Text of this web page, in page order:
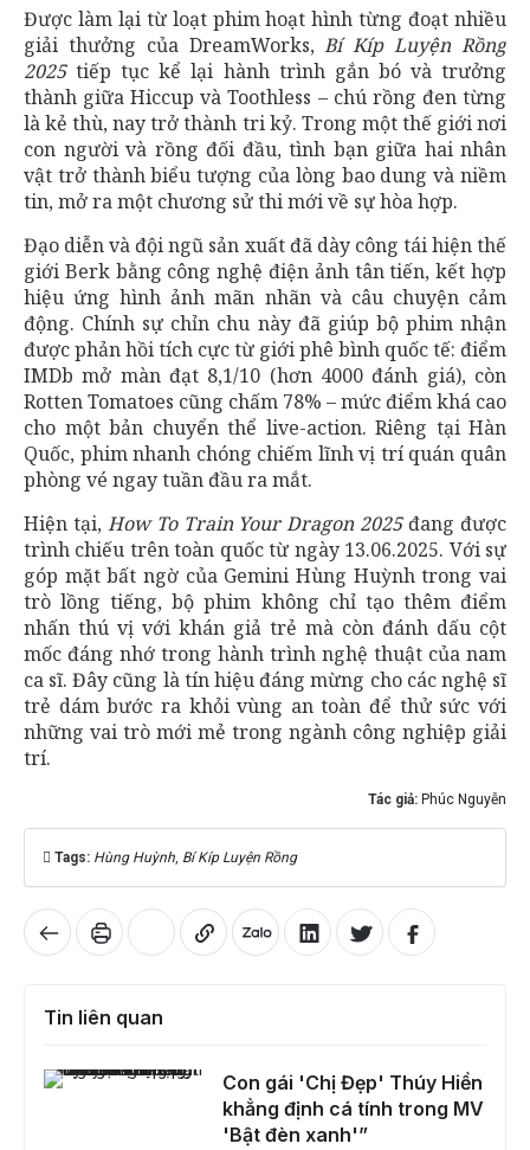
Được làm lại từ loạt phim hoạt hình từng đoạt nhiều
giải thưởng của DreamWorks,Bí Kíp Luyện Rồng
2025tiếp tục kể lại hành trình gắn bó và trưởng
thành giữa Hiccup và Toothless – chú rồng đen từng
là kẻ thù, nay trở thành tri kỷ. Trong một thế giới nơi
con người và rồng đối đầu, tình bạn giữa hai nhân
vật trở thành biểu tượng của lòng bao dung và niềm
tin, mở ra một chương sử thi mới về sự hòa hợp.
Đạo diễn và đội ngũ sản xuất đã dày công tái hiện thế
giới Berk bằng công nghệ điện ảnh tân tiến, kết hợp
hiệu ứng hình ảnh mãn nhãn và câu chuyện cảm
động. Chính sự chỉn chu này đã giúp bộ phim nhận
được phản hồi tích cực từ giới phê bình quốc tế: điểm
IMDb mở màn đạt 8,1/10 (hơn 4000 đánh giá), còn
Rotten Tomatoes cũng chấm 78% – mức điểm khá cao
cho một bản chuyển thể live-action. Riêng tại Hàn
Quốc, phim nhanh chóng chiếm lĩnh vị trí quán quân
phòng vé ngay tuần đầu ra mắt.
Hiện tại, How To Train Your Dragon 2025đang được
trình chiếu trên toàn quốc từ ngày 13.06.2025. Với sự
góp mặt bất ngờ của Gemini Hùng Huỳnh trong vai
trò lồng tiếng, bộ phim không chỉ tạo thêm điểm
nhấn thú vị với khán giả trẻ mà còn đánh dấu cột
mốc đáng nhớ trong hành trình nghệ thuật của nam
ca sĩ. Đây cũng là tín hiệu đáng mừng cho các nghệ sĩ
trẻ dám bước ra khỏi vùng an toàn để thử sức với
những vai trò mới mẻ trong ngành công nghiệp giải
trí.
Tác giả: Phúc Nguyễn
Tags: Hùng Huỳnh, Bí Kíp Luyện Rồng
Tin liên quan
Con gái 'Chị Đẹp' Thúy Hiền khẳng định cá tính trong MV 'Bật đèn xanh'”
Con gái 'Chị Đẹp' Thúy Hiền
khẳng định cá tính trong MV
'Bật đèn xanh'”